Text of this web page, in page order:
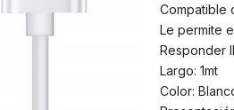
Compatible
Le permite
Responder
Largo: 1mt
Color: